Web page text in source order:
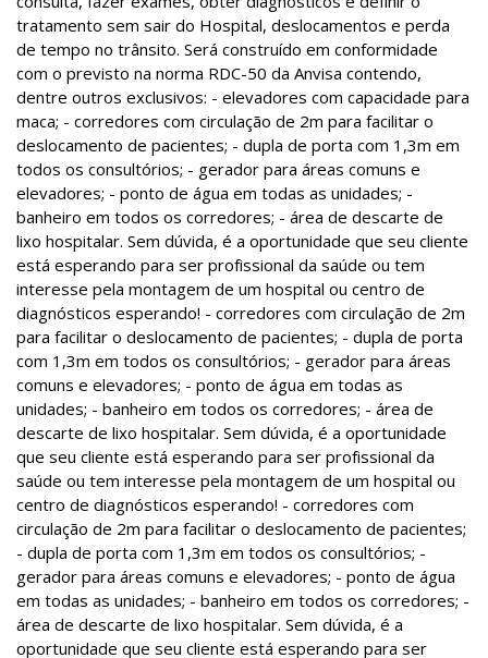
tratamento sem sair do Hospital, deslocamentos e perda
de tempo no trânsito. Será construído em conformidade
com o previsto na norma RDC-50 da Anvisa contendo,
dentre outros exclusivos: - elevadores com capacidade para
maca; - corredores com circulação de 2m para facilitar o
deslocamento de pacientes; - dupla de porta com 1,3m em
todos os consultórios; - gerador para áreas comuns e
elevadores; - ponto de água em todas as unidades; -
banheiro em todos os corredores; - área de descarte de
lixo hospitalar. Sem dúvida, é a oportunidade que seu cliente
está esperando para ser profissional da saúde ou tem
interesse pela montagem de um hospital ou centro de
diagnósticos esperando! - corredores com circulação de 2m
para facilitar o deslocamento de pacientes; - dupla de porta
com 1,3m em todos os consultórios; - gerador para áreas
comuns e elevadores; - ponto de água em todas as
unidades; - banheiro em todos os corredores; - área de
descarte de lixo hospitalar. Sem dúvida, é a oportunidade
que seu cliente está esperando para ser profissional da
saúde ou tem interesse pela montagem de um hospital ou
centro de diagnósticos esperando! - corredores com
circulação de 2m para facilitar o deslocamento de pacientes;
- dupla de porta com 1,3m em todos os consultórios; -
gerador para áreas comuns e elevadores; - ponto de água
em todas as unidades; - banheiro em todos os corredores; -
área de descarte de lixo hospitalar. Sem dúvida, é a
oportunidade que seu cliente está esperando para ser